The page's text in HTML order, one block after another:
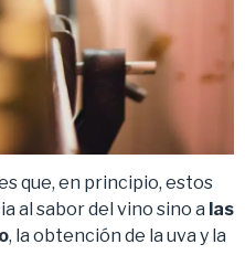
que, en principio, estos
al sabor del vino sino a las
, la obtención de la uva y la